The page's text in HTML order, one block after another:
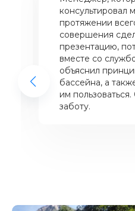
консультировал
протяжении
совершения
презентацию,
вместе со
объяснил
бассейна, а
им
заботу.